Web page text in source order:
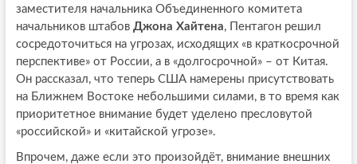
заместителя начальника Объединенного комитета
начальников штабов Джона Хайтена, Пентагон решил
сосредоточиться на угрозах, исходящих «в краткосрочной
перспективе» от России, а в «долгосрочной» – от Китая.
Он рассказал, что теперь США намерены присутствовать
на Ближнем Востоке небольшими силами, в то время как
приоритетное внимание будет уделено пресловутой
«российской» и «китайской угрозе».
Впрочем, даже если это произойдёт, внимание внешних